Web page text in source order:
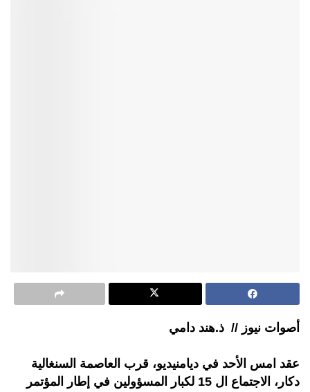
أصوات نيوز // ذ.هند دامي
عقد امس الأحد في ديامنيديو، قرب العاصمة السنغالية
دكار، الاجتماع ال 15 لكبار المسؤولين في إطار المؤتمر